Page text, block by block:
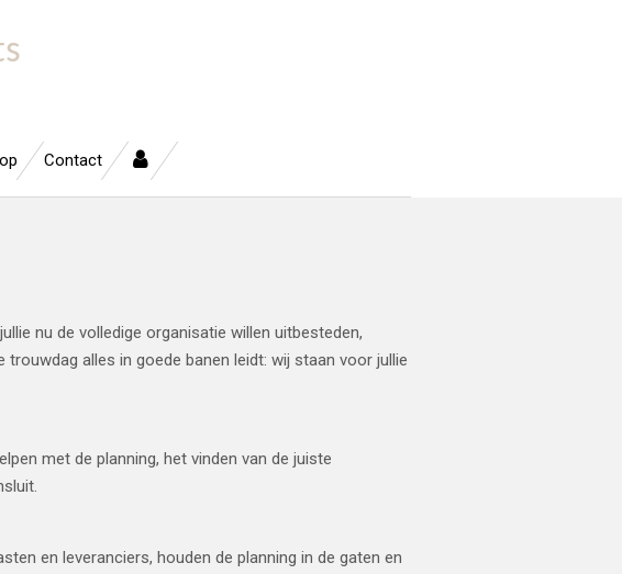
Contact
nu de volledige organisatie willen uitbesteden,
alles in goede banen leidt: wij staan voor jullie
met de planning, het vinden van de juiste
en leveranciers, houden de planning in de gaten en